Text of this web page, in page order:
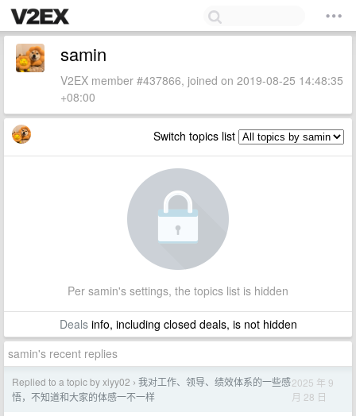
samin
V2EX member #437866, joined on 2019-08-25 14:48:35
+08:00
Switch topics list
Per samin's settings, the topics list is hidden
Dealsinfo, including closed deals, is not hidden
samin's recent replies
Replied to a topic by xiyy02 › 我对工作、领导、绩效体系的一些感
悟，不知道和大家的体感一不一样
2025 年 9
月 28 日